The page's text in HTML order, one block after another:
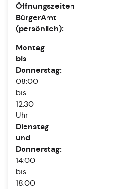
Öffnungszeiten
BürgerAmt
(persönlich):
Montag
bis
Donnerstag:
08:00
bis
12:30
Uhr
Dienstag
und
Donnerstag:
14:00
bis
18:00